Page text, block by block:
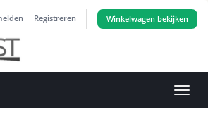
Registreren Winkelwagen bekijken
in-/